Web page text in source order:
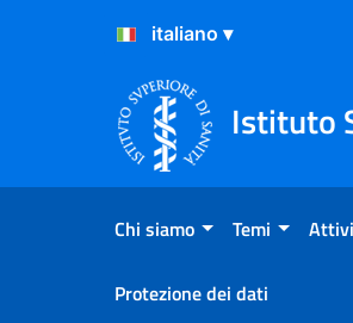
Salta al Contenuto
Salta al Footer
Istituto
Chi siamo Temi
Protezione dei dati